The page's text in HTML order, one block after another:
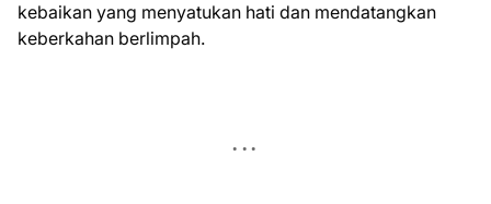
kebaikan yang menyatukan hati dan mendatangkan
keberkahan berlimpah.